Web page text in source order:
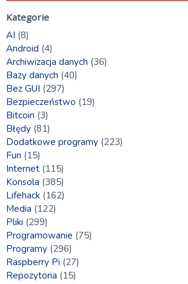
Kategorie
AI (8)
Android (4)
Archiwizacja danych (36)
Bazy danych (40)
Bez GUI (297)
Bezpieczeństwo (19)
Bitcoin (3)
Błędy (81)
Dodatkowe programy (223)
Fun (15)
Internet (115)
Konsola (385)
Lifehack (162)
Media (122)
Pliki (299)
Programowanie (75)
Programy (296)
Raspberry Pi (27)
Repozytoria (15)